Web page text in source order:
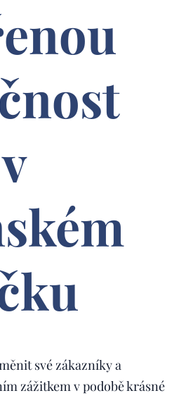
své zákazníky a
zážitkem v podobě krásné